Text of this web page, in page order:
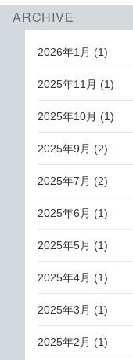
ARCHIVE
2026年1月 (1)
2025年11月 (1)
2025年10月 (1)
2025年9月 (2)
2025年7月 (2)
2025年6月 (1)
2025年5月 (1)
2025年4月 (1)
2025年3月 (1)
2025年2月 (1)